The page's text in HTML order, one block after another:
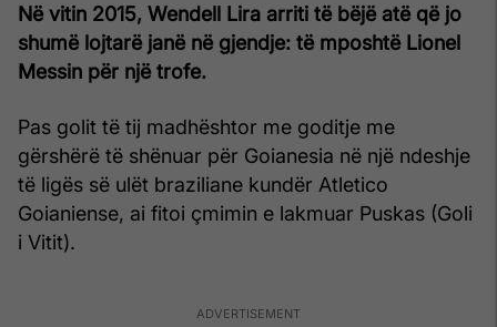
Në vitin 2015, Wendell Lira arriti të bëjë atë që jo
shumë lojtarë janë në gjendje: të mposhtë Lionel
Messin për një trofe.
Pas golit të tij madhështor me goditje me
gërshërë të shënuar për Goianesia në një ndeshje
të ligës së ulët braziliane kundër Atletico
Goianiense, ai fitoi çmimin e lakmuar Puskas (Goli
i Vitit).